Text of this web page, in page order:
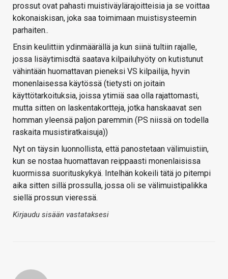
prossut ovat pahasti muistiväylärajoitteisia ja se voittaa
kokonaiskisan, joka saa toimimaan muistisysteemin
parhaiten..
Ensin keulittiin ydinmäärällä ja kun siinä tultiin rajalle,
jossa lisäytimisdtä saatava kilpailuhyöty on kutistunut
vähintään huomattavan pieneksi VS kilpailija, hyvin
monenlaisessa käytössä (tietysti on joitain
käyttötarkoituksia, joissa ytimiä saa olla rajattomasti,
mutta sitten on laskentakortteja, jotka hanskaavat sen
homman yleensä paljon paremmin (PS niissä on todella
raskaita musistiratkaisuja))
Nyt on täysin luonnollista, että panostetaan välimuistiin,
kun se nostaa huomattavan reippaasti monenlaisissa
kuormissa suorituskykyä. Intelhän kokeili tätä jo pitempi
aika sitten sillä prossulla, jossa oli se välimuistipalikka
siellä prossun vieressä.
Kirjaudu sisään vastataksesi